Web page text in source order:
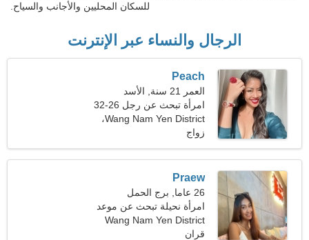
للسكان المحليين والأجانب والسياح.
الرجال والنساء عبر الإنترنت
Peach
العمر 21 سنة, الأسد
امرأة تبحث عن رجل 26-32
Wang Nam Yen District،
تايلاند
زواج
Praew
26 عاما, برج الحمل
امرأة نحيلة تبحث عن موعد
Wang Nam Yen District
قران